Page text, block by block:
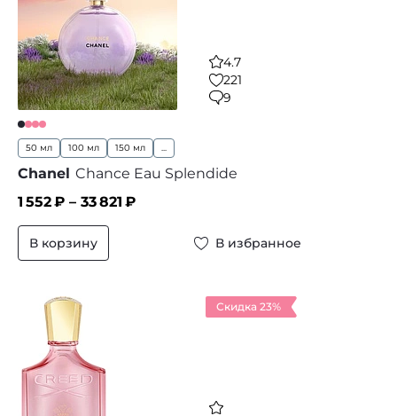
4.7
221
9
50 мл 100 мл 150 мл ...
Chanel Chance Eau Splendide
1 552₽ – 33 821 ₽
В корзину В избранное
Скидка 23%